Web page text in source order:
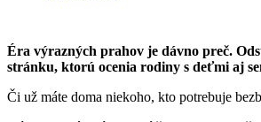
Éra výrazných prahov je dávno preč.
stránku, ktorú ocenia rodiny s deťmi aj
Či už máte doma niekoho, kto potrebuje